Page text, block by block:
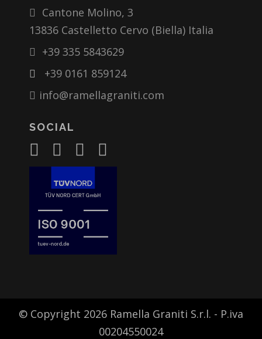
Cantone Molino, 3
13836 Castelletto Cervo (Biella) Italia
+39 335 5843629
+39 0161 859124
info@ramellagraniti.com
SOCIAL
© Copyright 2026 Ramella Graniti S.r.l. - P.iva
00204550024